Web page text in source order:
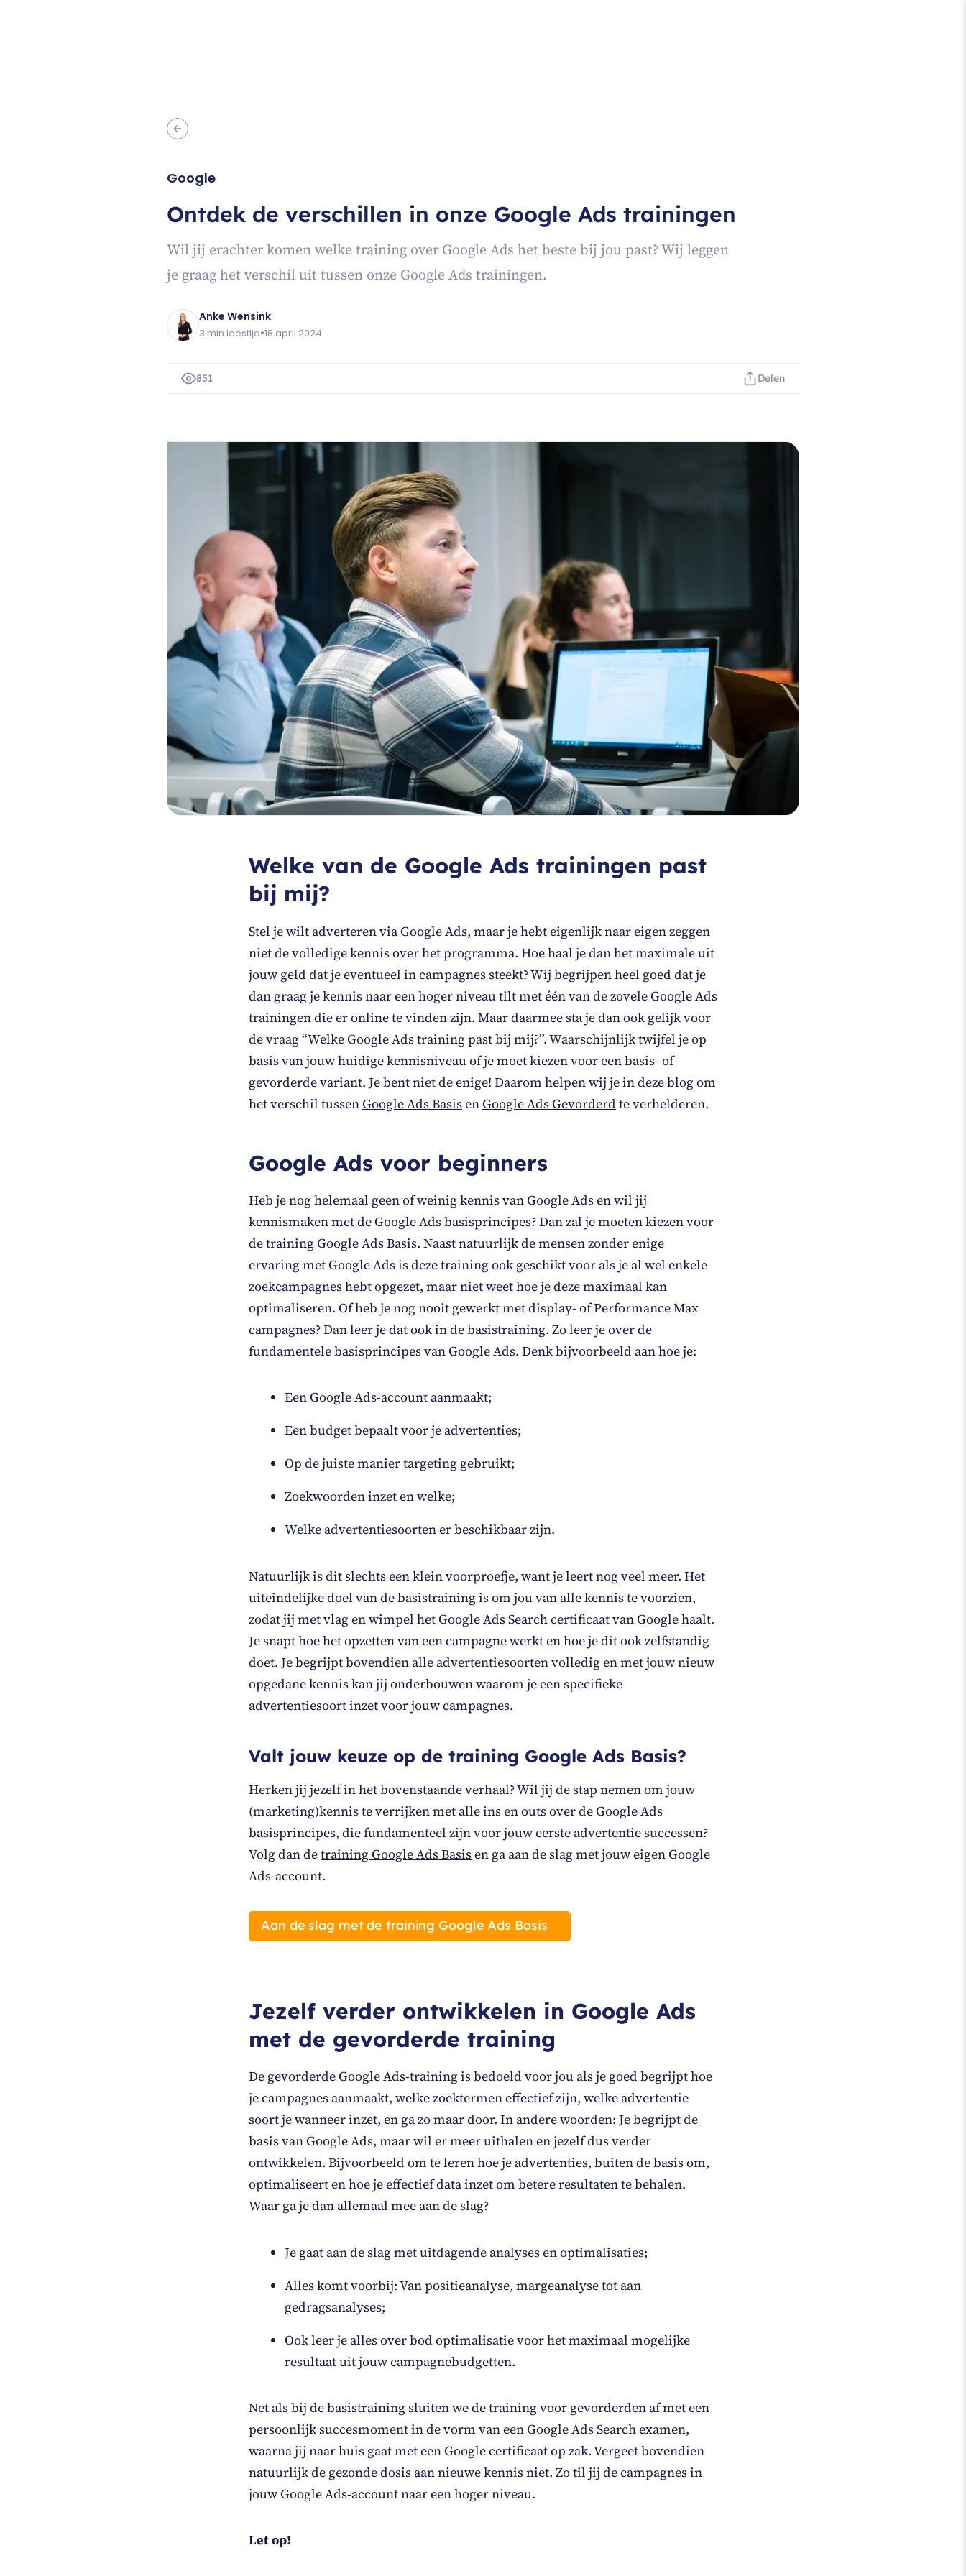
Google
Ontdek de verschillen in onze Google Ads trainingen
Wil jij erachter komen welke training over Google Ads het beste bij jou past? Wij leggen
je graag het verschil uit tussen onze Google Ads trainingen.
Anke Wensink
3 min leestijd•18 april 2024
851 Delen
Welke van de Google Ads trainingen past
bij mij?
Stel je wilt adverteren via Google Ads, maar je hebt eigenlijk naar eigen zeggen
niet de volledige kennis over het programma. Hoe haal je dan het maximale uit
jouw geld dat je eventueel in campagnes steekt? Wij begrijpen heel goed dat je
dan graag je kennis naar een hoger niveau tilt met één van de zovele Google Ads
trainingen die er online te vinden zijn. Maar daarmee sta je dan ook gelijk voor
de vraag “Welke Google Ads training past bij mij?”. Waarschijnlijk twijfel je op
basis van jouw huidige kennisniveau of je moet kiezen voor een basis- of
gevorderde variant. Je bent niet de enige! Daarom helpen wij je in deze blog om
het verschil tussenGoogle Ads BasisenGoogle Ads Gevorderd te verhelderen.
Google Ads voor beginners
Heb je nog helemaal geen of weinig kennis van Google Ads en wil jij
kennismaken met de Google Ads basisprincipes? Dan zal je moeten kiezen voor
de training Google Ads Basis. Naast natuurlijk de mensen zonder enige
ervaring met Google Ads is deze training ook geschikt voor als je al wel enkele
zoekcampagnes hebt opgezet, maar niet weet hoe je deze maximaal kan
optimaliseren. Of heb je nog nooit gewerkt met display- of Performance Max
campagnes? Dan leer je dat ook in de basistraining. Zo leer je over de
fundamentele basisprincipes van Google Ads. Denk bijvoorbeeld aan hoe je:
Een Google Ads-account aanmaakt;
Een budget bepaalt voor je advertenties;
Op de juiste manier targeting gebruikt;
Zoekwoorden inzet en welke;
Welke advertentiesoorten er beschikbaar zijn.
Natuurlijk is dit slechts een klein voorproefje, want je leert nog veel meer. Het
uiteindelijke doel van de basistraining is om jou van alle kennis te voorzien,
zodat jij met vlag en wimpel het Google Ads Search certificaat van Google haalt.
Je snapt hoe het opzetten van een campagne werkt en hoe je dit ook zelfstandig
doet. Je begrijpt bovendien alle advertentiesoorten volledig en met jouw nieuw
opgedane kennis kan jij onderbouwen waarom je een specifieke
advertentiesoort inzet voor jouw campagnes.
Valt jouw keuze op de training Google Ads Basis?
Herken jij jezelf in het bovenstaande verhaal? Wil jij de stap nemen om jouw
(marketing)kennis te verrijken met alle ins en outs over de Google Ads
basisprincipes, die fundamenteel zijn voor jouw eerste advertentie successen?
Volg dan detraining Google Ads Basisen ga aan de slag met jouw eigen Google
Ads-account.
Aan de slag met de training Google Ads Basis
Jezelf verder ontwikkelen in Google Ads
met de gevorderde training
De gevorderde Google Ads-training is bedoeld voor jou als je goed begrijpt hoe
je campagnes aanmaakt, welke zoektermen effectief zijn, welke advertentie
soort je wanneer inzet, en ga zo maar door. In andere woorden: Je begrijpt de
basis van Google Ads, maar wil er meer uithalen en jezelf dus verder
ontwikkelen. Bijvoorbeeld om te leren hoe je advertenties, buiten de basis om,
optimaliseert en hoe je effectief data inzet om betere resultaten te behalen.
Waar ga je dan allemaal mee aan de slag?
Je gaat aan de slag met uitdagende analyses en optimalisaties;
Alles komt voorbij: Van positieanalyse, margeanalyse tot aan
gedragsanalyses;
Ook leer je alles over bod optimalisatie voor het maximaal mogelijke
resultaat uit jouw campagnebudgetten.
Net als bij de basistraining sluiten we de training voor gevorderden af met een
persoonlijk succesmoment in de vorm van een Google Ads Search examen,
waarna jij naar huis gaat met een Google certificaat op zak. Vergeet bovendien
natuurlijk de gezonde dosis aan nieuwe kennis niet. Zo til jij de campagnes in
jouw Google Ads-account naar een hoger niveau.
Let op!